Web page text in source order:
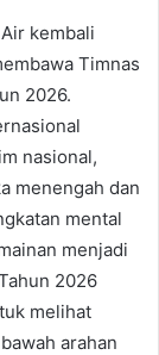
kembali
Timnas
2026.
nasional,
menengah dan
mental
menjadi
2026
melihat
arahan